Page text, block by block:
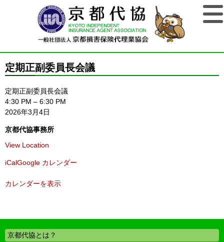
定期正副委員長会議
定期正副委員長会議
4:30 PM – 6:30 PM
2026年3月4日
京都代協事務所
View Location
iCalGoogle カレンダー
カレンダーを表示
京都代協とは？